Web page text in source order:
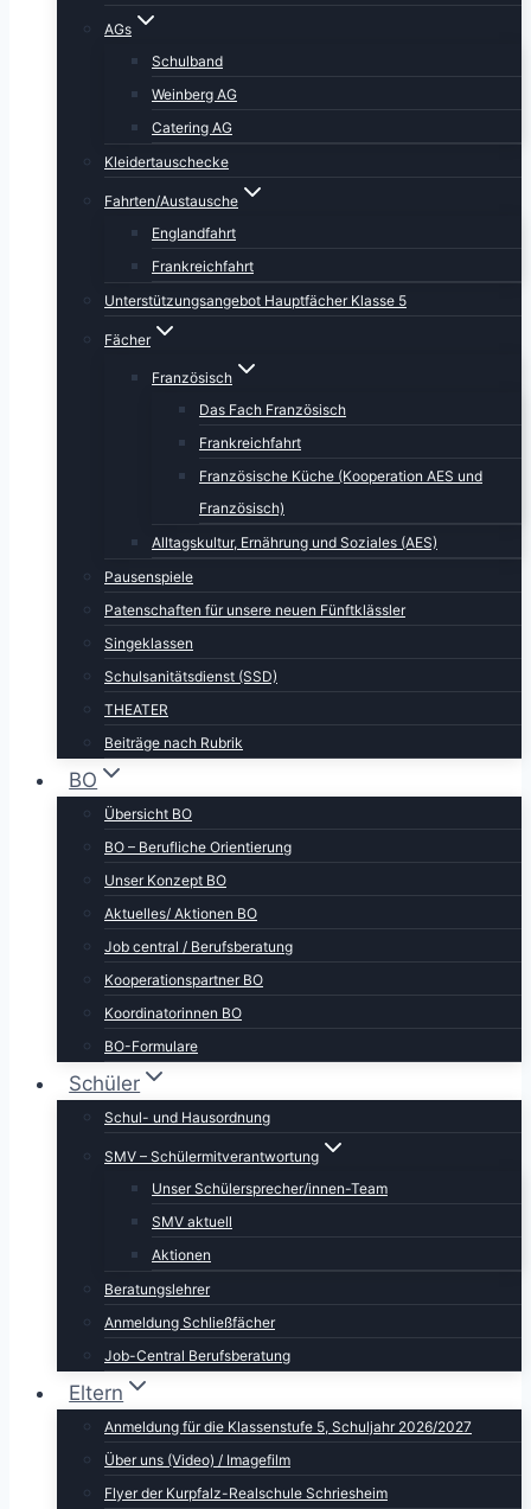
AGs
Schulband
Weinberg AG
Catering AG
Kleidertauschecke
Fahrten/Austausche
Englandfahrt
Frankreichfahrt
Unterstützungsangebot Hauptfächer Klasse 5
Fächer
Französisch
Das Fach Französisch
Frankreichfahrt
Französische Küche (Kooperation AES und
Französisch)
Alltagskultur, Ernährung und Soziales (AES)
Pausenspiele
Patenschaften für unsere neuen Fünftklässler
Singeklassen
Schulsanitätsdienst (SSD)
THEATER
Beiträge nach Rubrik
BO
Übersicht BO
BO – Berufliche Orientierung
Unser Konzept BO
Aktuelles/ Aktionen BO
Job central / Berufsberatung
Kooperationspartner BO
Koordinatorinnen BO
BO-Formulare
Schüler
Schul- und Hausordnung
SMV – Schülermitverantwortung
Unser Schülersprecher/innen-Team
SMV aktuell
Aktionen
Beratungslehrer
Anmeldung Schließfächer
Job-Central Berufsberatung
Eltern
Anmeldung für die Klassenstufe 5, Schuljahr 2026/2027
Über uns (Video) / Imagefilm
Flyer der Kurpfalz-Realschule Schriesheim